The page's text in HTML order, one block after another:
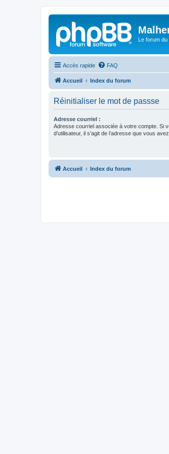
Le forum
Accès rapide FAQ
Accueil Index du forum
Réinitialiser le mot de passse
Adresse courriel :
Adresse courriel associée à votre compte. Si
d’utilisateur, il s’agit de l’adresse que vous
Accueil Index du forum